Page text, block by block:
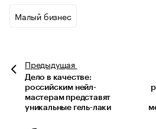
Малый бизнес
Предыдущая
Дело в качестве:
российским нейл-
мастерам представят
уникальные гель-лаки